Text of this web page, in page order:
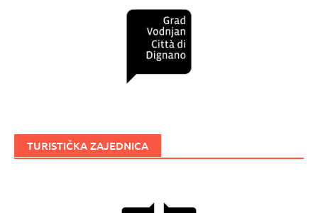
TURISTIČKA ZAJEDNICA